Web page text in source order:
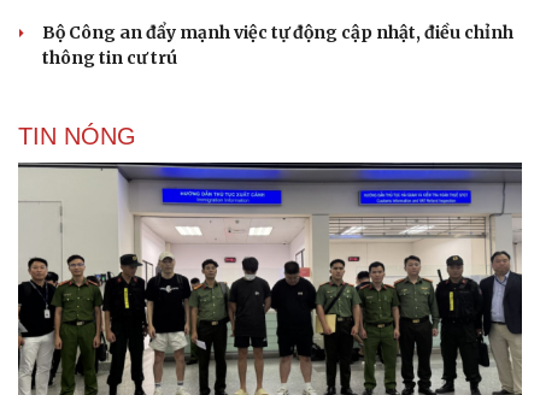
Bộ Công an đẩy mạnh việc tự động cập nhật, điều chỉnh
thông tin cư trú
TIN NÓNG